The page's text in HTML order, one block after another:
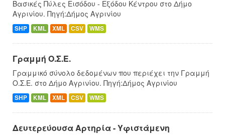
Βασικές Πύλες Εισόδου - Εξόδου Κέντρου στο Δήμο
Αγρινίου. Πηγή:Δήμος Αγρινίου
SHP KML XML CSV WMS
Γραμμή Ο.Σ.Ε.
Γραμμικό σύνολο δεδομένων που περιέχει την Γραμμή
Ο.Σ.Ε. στο Δήμο Αγρινίου. Πηγή:Δήμος Αγρινίου
SHP KML XML CSV WMS
Δευτερεύουσα Αρτηρία - Υφιστάμενη